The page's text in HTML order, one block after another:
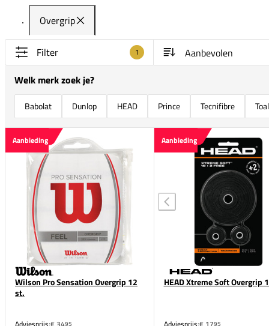
Overgrip
Filter 1
Welk merk zoek je?
Babolat Dunlop HEAD Prince Tecnifibre
Aanbieding
Wilson Pro Sensation Overgrip 12
st.
95
Aanbieding
HEAD Xtreme Soft Overgrip
95